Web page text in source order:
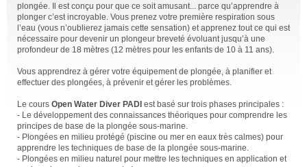
plongée. Il est conçu pour que ce soit amusant... parce qu’apprendre à
plonger c’est incroyable. Vous prenez votre première respiration sous
l’eau (vous n’oublierez jamais cette sensation) et apprenez tout ce qui est
nécessaire pour devenir un plongeur breveté évoluant jusqu’à une
profondeur de 18 mètres (12 mètres pour les enfants de 10 à 11 ans).
Vous apprendrez à gérer votre équipement de plongée, à planifier et
effectuer des plongées, à prévenir et gérer les problèmes.
Le cours Open Water Diver PADI est basé sur trois phases principales :
- Le développement des connaissances théoriques pour comprendre les
principes de base de la plongée sous-marine.
- Plongées en milieu protégé (piscine ou mer en eaux très calmes) pour
apprendre les techniques de base de la plongée sous-marine.
- Plongées en milieu naturel pour mettre les techniques en application et